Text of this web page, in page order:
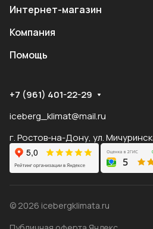
Интернет-магазин
Компания
Помощь
+7 (961) 401-22-29
iceberg_klimat@mail.ru
г. Ростов-на-Дону, ул.
© 2026 icebergklimata.ru